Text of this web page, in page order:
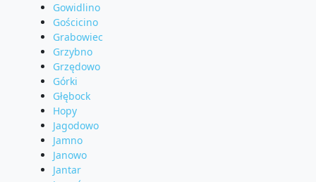
Gowidlino
Gościcino
Grabowiec
Grzybno
Grzędowo
Górki
Głębock
Hopy
Jagodowo
Jamno
Janowo
Jantar